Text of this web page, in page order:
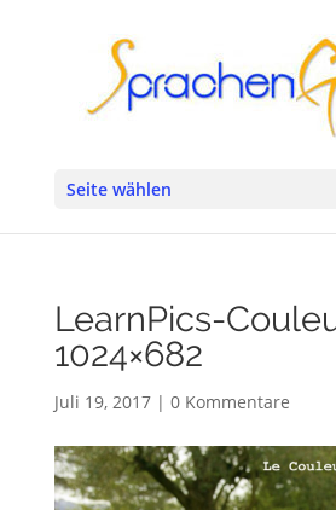
Seite wählen
LearnPics-
1024×682
Juli 19, 2017| 0 Kommentare